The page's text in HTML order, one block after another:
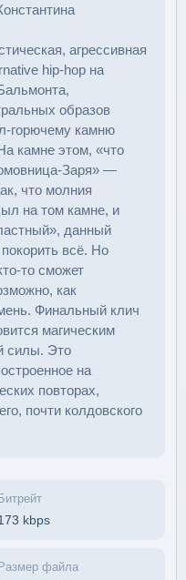
агрессивная
hip-hop на
образов
горючему камню
камне этом, «что
Заря» —
что молния
на том камне, и
данный
всё. Но
то сможет
как
Финальный клич
магическим
силы. Это
на
повторах,
почти колдовского
Битрейт
kbps
Размер файла